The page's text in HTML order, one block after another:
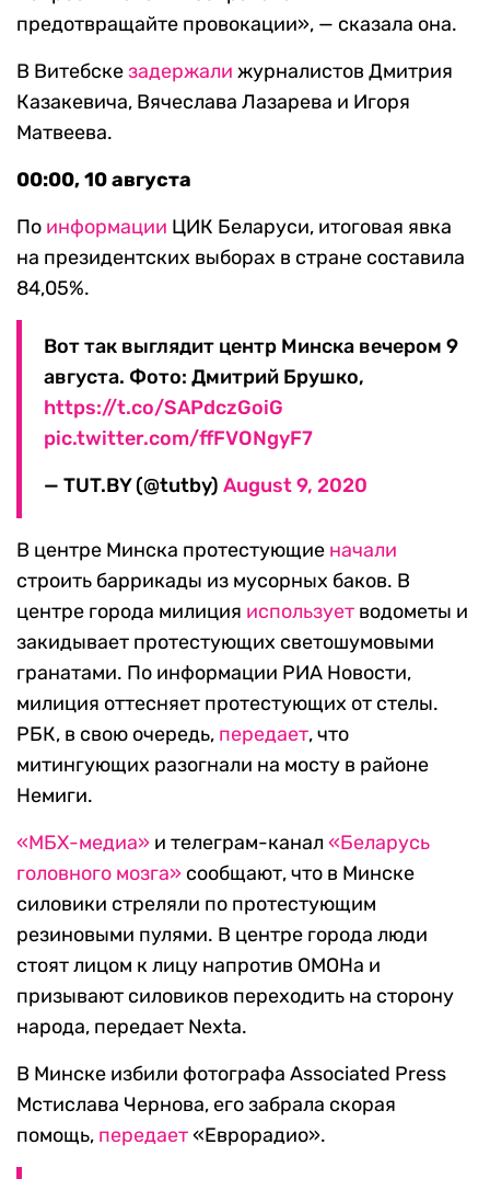
предотвращайте провокации», — сказала она.
В Витебскезадержали журналистов Дмитрия
Казакевича, Вячеслава Лазарева и Игоря
Матвеева.
00:00, 10 августа
По информации ЦИК Беларуси, итоговая явка
на президентских выборах в стране составила
84,05%.
Вот так выглядит центр Минска вечером 9
августа. Фото: Дмитрий Брушко,
https://t.co/SAPdczGoiG
pic.twitter.com/ffFVONgyF7
— TUT.BY (@tutby) August 9, 2020
В центре Минска протестующие начали
строить баррикады из мусорных баков. В
центре города милиция использует водометы и
закидывает протестующих светошумовыми
гранатами. По информации РИА Новости,
милиция оттесняет протестующих от стелы.
РБК, в свою очередь, передает, что
митингующих разогнали на мосту в районе
Немиги.
«МБХ-медиа» и телеграм-канал «Беларусь
головного мозга» сообщают, что в Минске
силовики стреляли по протестующим
резиновыми пулями. В центре города люди
стоят лицом к лицу напротив ОМОНа и
призывают силовиков переходить на сторону
народа, передает Nexta.
В Минске избили фотографа Associated Press
Мстислава Чернова, его забрала скорая
помощь, передает«Еврорадио».